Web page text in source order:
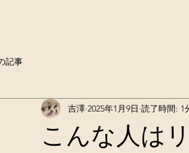
記事
こんな人は
吉澤 2025年1月9日 読了時間: 1